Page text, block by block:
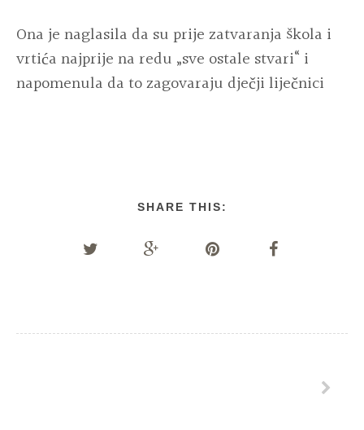
Ona je naglasila da su prije zatvaranja škola i
vrtića najprije na redu „sve ostale stvari“ i
napomenula da to zagovaraju dječji liječnici
SHARE THIS: